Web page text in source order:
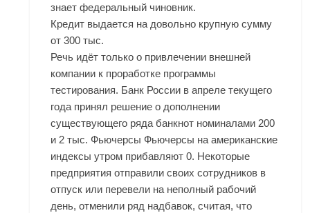
знает федеральный чиновник.
Кредит выдается на довольно крупную сумму
от 300 тыс.
Речь идёт только о привлечении внешней
компании к проработке программы
тестирования. Банк России в апреле текущего
года принял решение о дополнении
существующего ряда банкнот номиналами 200
и 2 тыс. Фьючерсы Фьючерсы на американские
индексы утром прибавляют 0. Некоторые
предприятия отправили своих сотрудников в
отпуск или перевели на неполный рабочий
день, отменили ряд надбавок, считая, что